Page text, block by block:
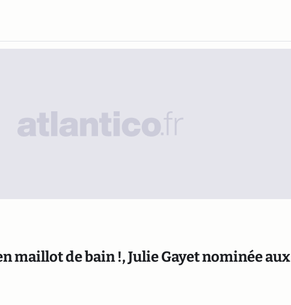
maillot de bain !, Julie Gayet nominée aux